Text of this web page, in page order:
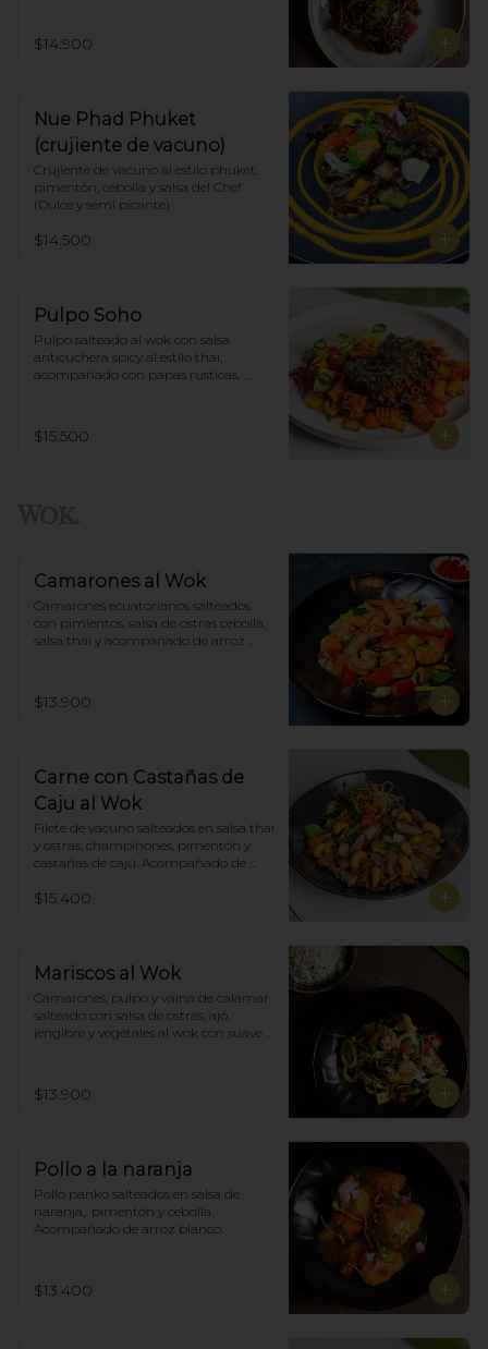
$14.900
Nue Phad Phuket
(crujiente de vacuno)
Crujiente de vacuno al estilo phuket,
pimentón, cebolla y salsa del Chef
(Dulce y semi picante)
$14.500
Pulpo Soho
Pulpo salteado al wok con salsa
anticuchera spicy al estilo thai,
acompañado con papas rústicas,
$15.500
Camarones al Wok
Camarones ecuatorianos salteados
con pimientos, salsa de ostras cebolla,
salsa thai y acompañado de arroz
$13.900
Carne con Castañas de
Caju al Wok
Filete de vacuno salteados en salsa thai
y ostras, champiñones, pimentón y
castañas de cajú. Acompañado de
$15.400
Mariscos al Wok
Camarones, pulpo y vaina de calamar
salteado con salsa de ostras, ajó,
jengibre y vegetales al wok con suave
$13.900
Pollo a la naranja
Pollo panko salteados en salsa de
naranja,  pimentón y cebolla.
Acompañado de arroz blanco.
$13.400